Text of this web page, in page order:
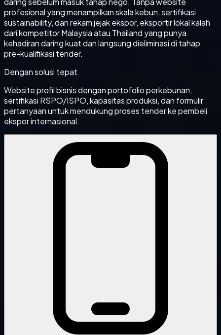
profesional yang menampilkan skala kebun, sertifikasi
sustainability, dan rekam jejak ekspor, eksportir lokal kalah
dari kompetitor Malaysia atau Thailand yang punya
kehadiran daring kuat dan langsung dieliminasi di tahap
pre-kualifikasi tender.
Dengan solusi tepat
Website profil bisnis dengan portofolio perkebunan,
sertifikasi RSPO/ISPO, kapasitas produksi, dan formulir
pertanyaan untuk mendukung proses tender ke pembeli
ekspor internasional.